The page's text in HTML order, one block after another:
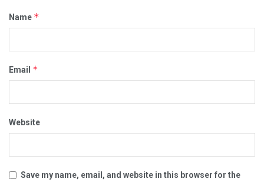
Name *
Email *
Website
Save my name, email, and website in this browser for the